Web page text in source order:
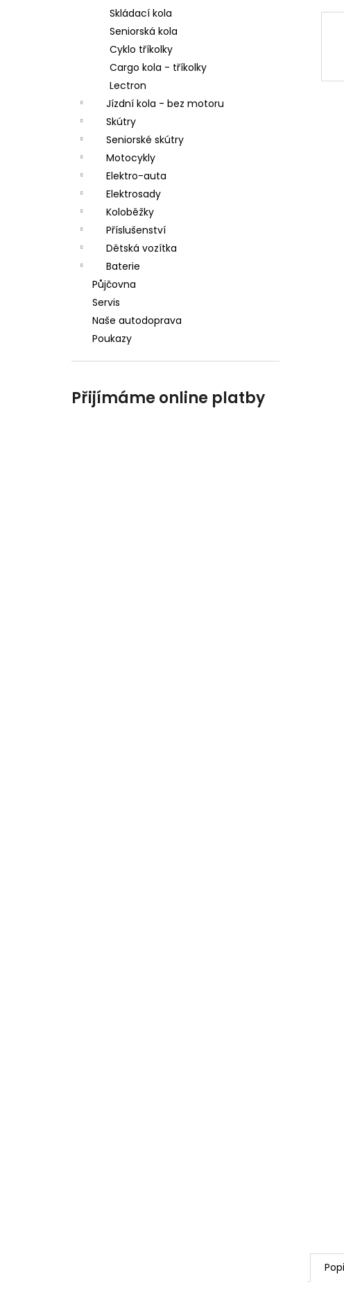
Skládací kola
Seniorská kola
Cyklo tříkolky
Cargo kola - tříkolky
Lectron
Jízdní kola - bez motoru
Skútry
Seniorské skútry
Motocykly
Elektro-auta
Elektrosady
Koloběžky
Příslušenství
Dětská vozítka
Baterie
Půjčovna
Servis
Naše autodoprava
Poukazy
Přijímáme online platby